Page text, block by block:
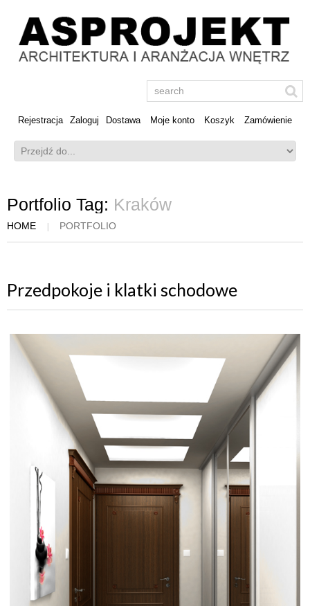
Rejestracja Zaloguj Dostawa Moje konto Koszyk Zamówienie
Portfolio Tag: Kraków
HOME PORTFOLIO
Przedpokoje i klatki schodowe